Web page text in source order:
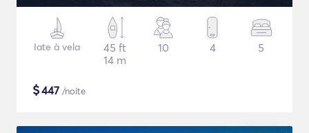
Iate à vela
45 ft
14 m
10 4 5
$447 /noite